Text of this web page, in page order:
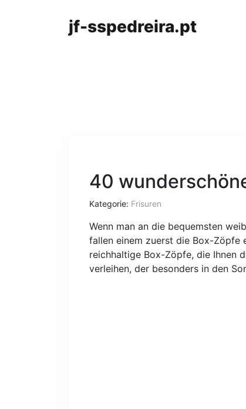
jf-sspedreira.pt
40
Kategorie: Frisuren
Wenn man an die bequemsten
fallen einem zuerst die Box-Zöpfe
reichhaltige Box-Zöpfe, die Ihnen
verleihen, der besonders in den